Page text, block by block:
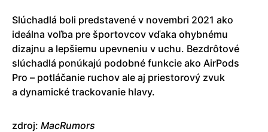
Slúchadlá boli predstavené v novembri 2021 ako
ideálna voľba pre športovcov vďaka ohybnému
dizajnu a lepšiemu upevneniu v uchu. Bezdrôtové
slúchadlá ponúkajú podobné funkcie ako AirPods
Pro – potláčanie ruchov ale aj priestorový zvuk
a dynamické trackovanie hlavy.
zdroj: MacRumors